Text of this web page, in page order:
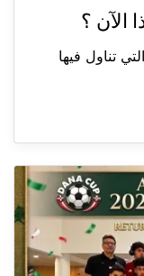
الآن ؟
تناول فيها